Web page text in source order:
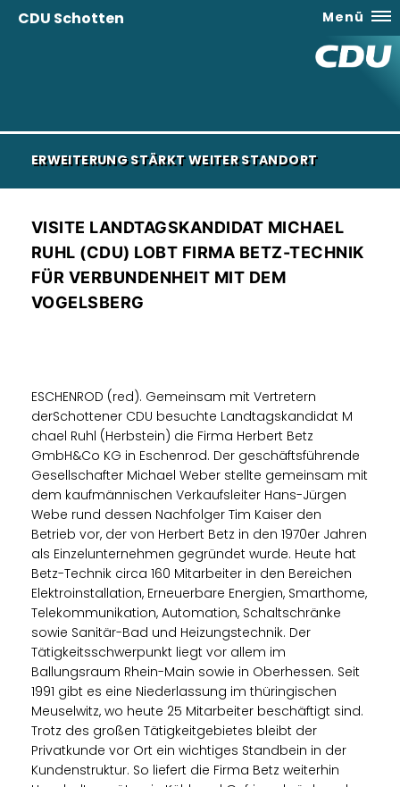
CDU Schotten Menü
ERWEITERUNG STÄRKT WEITER STANDORT
VISITE LANDTAGSKANDIDAT MICHAEL
RUHL (CDU) LOBT FIRMA BETZ-TECHNIK
FÜR VERBUNDENHEIT MIT DEM
VOGELSBERG
ESCHENROD (red). Gemeinsam mit Vertretern
derSchottener CDU besuchte Landtagskandidat M
chael Ruhl (Herbstein) die Firma Herbert Betz
GmbH&Co KG in Eschenrod. Der geschäftsführende
Gesellschafter Michael Weber stellte gemeinsam mit
dem kaufmännischen Verkaufsleiter Hans-Jürgen
Webe rund dessen Nachfolger Tim Kaiser den
Betrieb vor, der von Herbert Betz in den 1970er Jahren
als Einzelunternehmen gegründet wurde. Heute hat
Betz-Technik circa 160 Mitarbeiter in den Bereichen
Elektroinstallation, Erneuerbare Energien, Smarthome,
Telekommunikation, Automation, Schaltschränke
sowie Sanitär-Bad und Heizungstechnik. Der
Tätigkeitsschwerpunkt liegt vor allem im
Ballungsraum Rhein-Main sowie in Oberhessen. Seit
1991 gibt es eine Niederlassung im thüringischen
Meuselwitz, wo heute 25 Mitarbeiter beschäftigt sind.
Trotz des großen Tätigkeitgebietes bleibt der
Privatkunde vor Ort ein wichtiges Standbein in der
Kundenstruktur. So liefert die Firma Betz weiterhin